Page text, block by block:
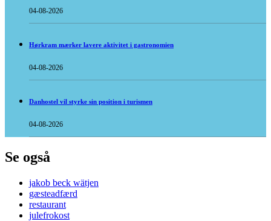
04-08-2026
Hørkram mærker lavere aktivitet i gastronomien
04-08-2026
Danhostel vil styrke sin position i turismen
04-08-2026
Se også
jakob beck wätjen
gæsteadfærd
restaurant
julefrokost